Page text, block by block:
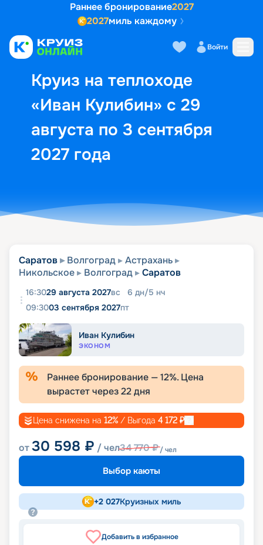
Раннее бронирование2027
2027миль каждому
Войти
Круиз на теплоходе
«Иван Кулибин» с 29
августа по 3 сентября
2027 года
Выбор кают Маршрут и
Саратов Волгоград
Астрахань
Никольское
Волгоград Саратов
16:3029 августа 2027вс 6 дн/5 нч
09:3003 сентября 2027пт
Иван Кулибин
ЭКОНОМ
Раннее бронирование —12%. Цена
вырастет через22дня
Цена снижена на 12% / Выгода 4 172 ₽
от30 598 ₽ / чел34 770₽/ чел
Выбор каюты
+2 027Круизных миль
Добавить в избранное